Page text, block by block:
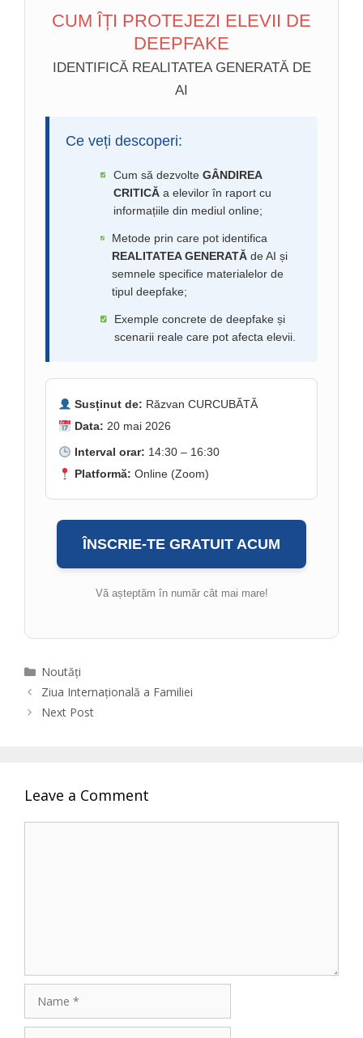
CUM ÎȚI PROTEJEZI ELEVII DE
DEEPFAKE
IDENTIFICĂ REALITATEA GENERATĂ DE
AI
Ce veți descoperi:
Cum să dezvolte GÂNDIREA
CRITICĂa elevilor în raport cu
informațiile din mediul online;
Metode prin care pot identifica
REALITATEA GENERATĂ de AI și
semnele specifice materialelor de
tipul deepfake;
Exemple concrete de deepfake și
scenarii reale care pot afecta elevii.
Susținut de: Răzvan CURCUBĂTĂ
Data: 20 mai 2026
Interval orar: 14:30 – 16:30
Platformă: Online (Zoom)
ÎNSCRIE-TE GRATUIT ACUM
Vă așteptăm în număr cât mai mare!
Categories
Noutăți
Ziua Internațională a Familiei
Next Post
Leave a Comment